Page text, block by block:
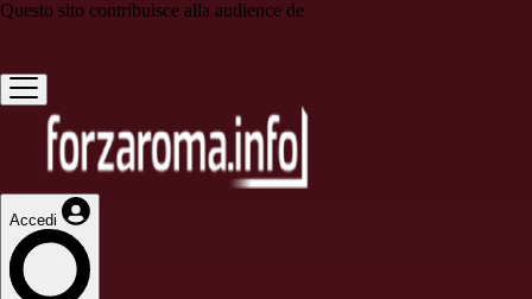
Questo sito contribuisce alla audience de
Accedi